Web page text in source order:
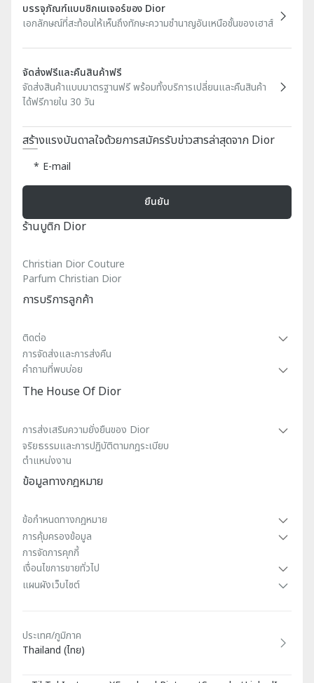
บรรจุภัณฑ์แบบซิกเนเจอร์ของ Dior
เอกลักษณ์ที่สะท้อนให้เห็นถึงทักษะความชำนาญอันเหนือชั้นของเฮาส์
จัดส่งฟรีและคืนสินค้าฟรี
จัดส่งสินค้าแบบมาตรฐานฟรี พร้อมทั้งบริการเปลี่ยนและคืนสินค้า
ได้ฟรีภายใน 30 วัน
สร้างแรงบันดาลใจด้วยการสมัครรับข่าวสารล่าสุดจาก Dior
E-mail
ยืนยัน
ร้านบูติก Dior
Christian Dior Couture
Parfum Christian Dior
การบริการลูกค้า
ติดต่อ
การจัดส่งและการส่งคืน
คําถามที่พบบ่อย
The House Of Dior
การส่งเสริมความยั่งยืนของ Dior
จริยธรรมและการปฏิบัติตามกฎระเบียบ
ตำแหน่งงาน
ข้อมูลทางกฎหมาย
ข้อกําหนดทางกฎหมาย
การคุ้มครองข้อมูล
การจัดการคุกกี้
เงื่อนไขการขายทั่วไป
แผนผังเว็บไซต์
ประเทศ/ภูมิภาค
Thailand (ไทย)